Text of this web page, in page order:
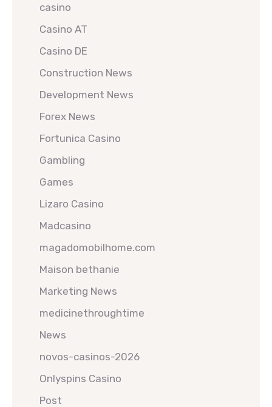
casino
Casino AT
Casino DE
Construction News
Development News
Forex News
Fortunica Casino
Gambling
Games
Lizaro Casino
Madcasino
magadomobilhome.com
Maison bethanie
Marketing News
medicinethroughtime
News
novos-casinos-2026
Onlyspins Casino
Post